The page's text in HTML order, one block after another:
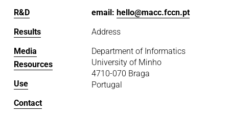
email: hello@macc.fccn.pt
Address
Department of Informatics
University of Minho
4710-070 Braga
Portugal
R&D
Results
Media
Resources
Use
Contact